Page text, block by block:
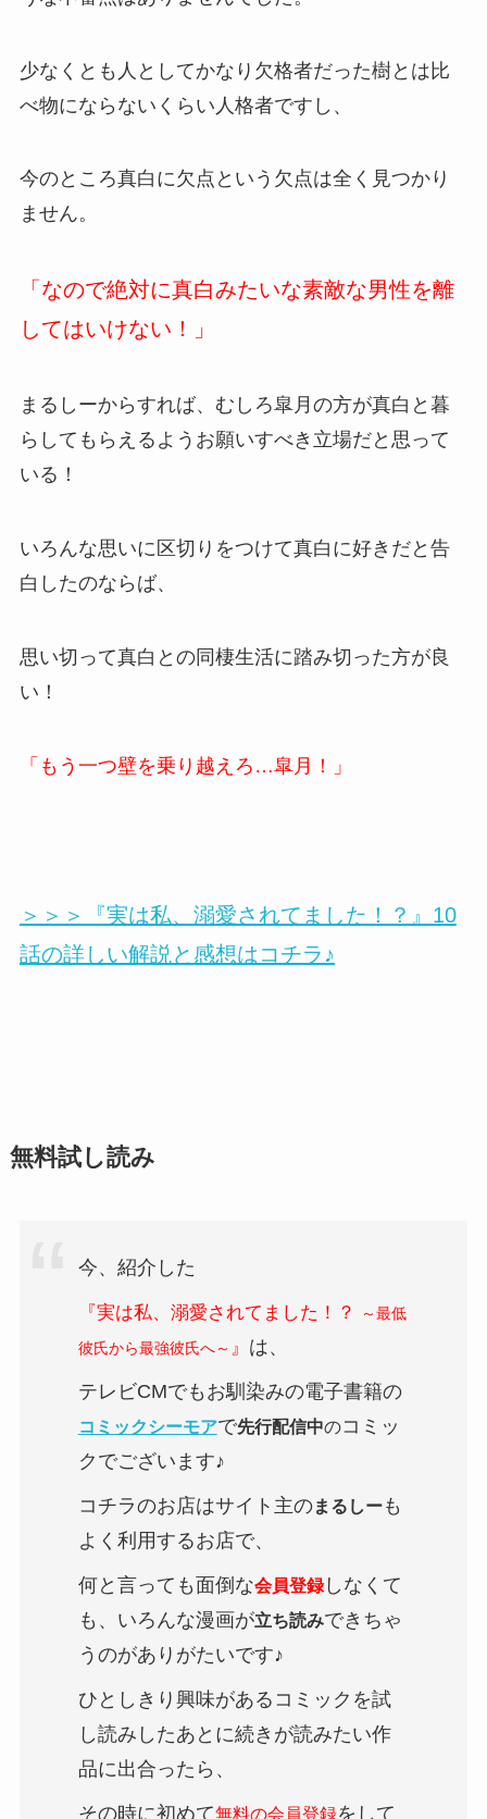
少なくとも人としてかなり欠格者だった樹とは比
べ物にならないくらい人格者ですし、
今のところ真白に欠点という欠点は全く見つかり
ません。
「なので絶対に真白みたいな素敵な男性を離
してはいけない！」
まるしーからすれば、むしろ皐月の方が真白と暮
らしてもらえるようお願いすべき立場だと思って
いる！
いろんな思いに区切りをつけて真白に好きだと告
白したのならば、
思い切って真白との同棲生活に踏み切った方が良
い！
「もう一つ壁を乗り越えろ…皐月！」
＞＞＞『実は私、溺愛されてました！？』10
話の詳しい解説と感想はコチラ♪
無料試し読み
今、紹介した
『実は私、溺愛されてました！？
～最低
彼氏から最強彼氏へ～ 』 は、
テレビCMでもお馴染みの電子書籍の
コミックシーモアで先行配信中のコミッ
クでございます♪
コチラのお店はサイト主のまるしーも
よく利用するお店で、
何と言っても面倒な会員登録しなくて
も、いろんな漫画が立ち読みできちゃ
うのがありがたいです♪
ひとしきり興味があるコミックを試
し読みしたあとに続きが読みたい作
品に出合ったら、
その時に初めて無料の会員登録をして